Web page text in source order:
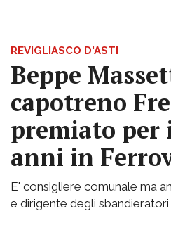
REVIGLIASCO D'ASTI
Beppe
capotreno
premiato per
anni in
E' consigliere comunale ma
e dirigente degli